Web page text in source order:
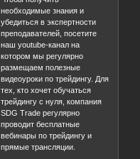
необходимые знания и
убедиться в экспертности
преподавателей, посетите
наш youtube-канал на
котором мы регулярно
размещаем полезные
видеоуроки по трейдингу. Для
тех, кто хочет обучаться
трейдингу с нуля, компания
SDG Trade регулярно
проводит бесплатные
вебинары по трейдингу и
прямые трансляции.